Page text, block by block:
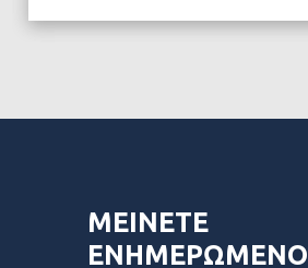
ΜΕΙΝΕΤΕ